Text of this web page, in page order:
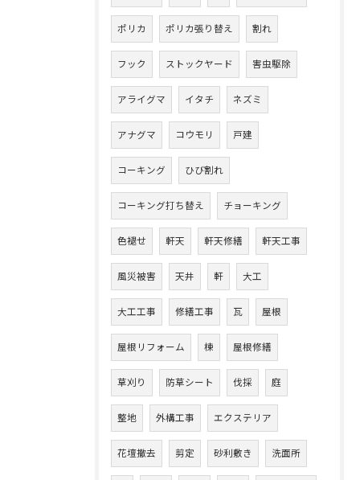
ポリカ ポリカ張り替え 割れ
フック ストックヤード 害虫駆除
アライグマ イタチ ネズミ
アナグマ コウモリ 戸建
コーキング ひび割れ
コーキング打ち替え チョーキング
色褪せ 軒天 軒天修繕 軒天工事
風災被害 天井 軒 大工
大工工事 修繕工事 瓦 屋根
屋根リフォーム 棟 屋根修繕
草刈り 防草シート 伐採 庭
整地 外構工事 エクステリア
花壇撤去 剪定 砂利敷き 洗面所